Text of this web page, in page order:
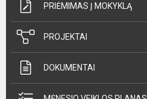
PRIĖMIMAS Į MOKYKLĄ
PROJEKTAI
DOKUMENTAI